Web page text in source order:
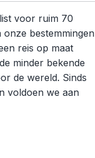
voor ruim 70
onze bestemmingen
reis op maat
minder bekende
de wereld. Sinds
voldoen we aan